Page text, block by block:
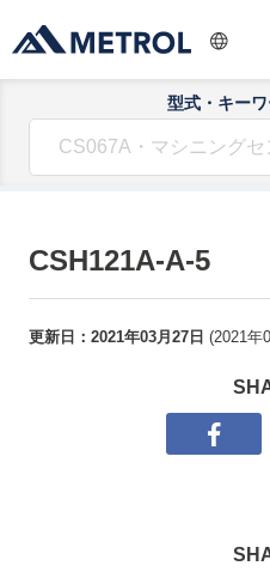
型式・キー
CSH121A-A-5
更新日： 2021年03月27日 (2021年